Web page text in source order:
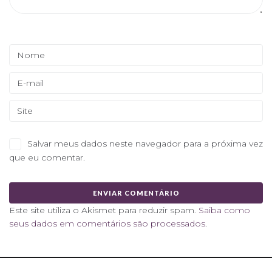
Salvar meus dados neste navegador para a próxima vez
que eu comentar.
Este site utiliza o Akismet para reduzir spam. Saiba como
seus dados em comentários são processados